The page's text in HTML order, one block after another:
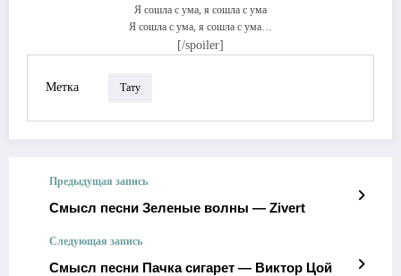
Я сошла с ума, я сошла с ума
Я сошла с ума, я сошла с ума…
[/spoiler]
Метка Тату
Предыдущая запись
Смысл песни Зеленые волны — Zivert
Следующая запись
Смысл песни Пачка сигарет — Виктор Цой